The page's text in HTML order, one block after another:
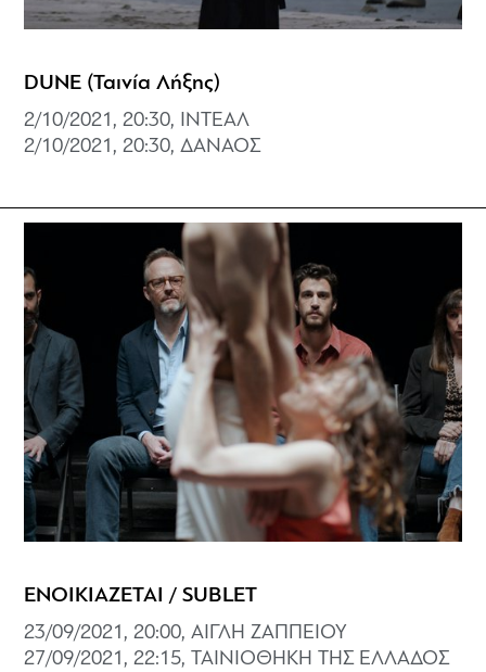
DUNE (Ταινία Λήξης)
2/10/2021, 20:30, ΙΝΤΕΑΛ
2/10/2021, 20:30, ΔΑΝΑΟΣ
ΕΝΟΙΚΙΑΖΕΤΑΙ / SUBLET
23/09/2021, 20:00, ΑΙΓΛΗ ΖΑΠΠΕΙΟΥ
27/09/2021, 22:15, ΤΑΙΝΙΟΘΗΚΗ ΤΗΣ ΕΛΛΑΔΟΣ